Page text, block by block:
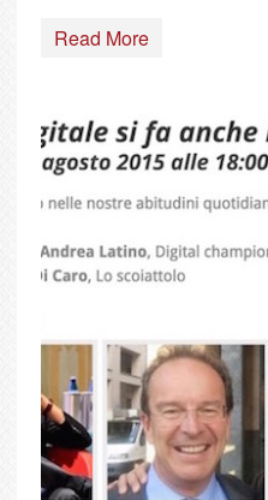
Read More